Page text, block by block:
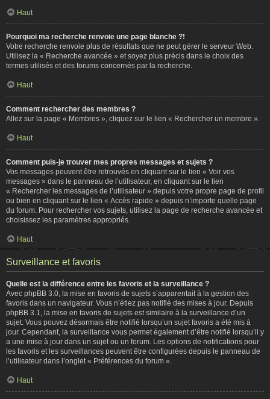
Haut
Pourquoi ma recherche renvoie une page blanche ?!
Votre recherche renvoie plus de résultats que ne peut gérer le serveur Web.
Utilisez la « Recherche avancée » et soyez plus précis dans le choix des
termes utilisés et des forums concernés par la recherche.
Haut
Comment rechercher des membres ?
Allez sur la page « Membres », cliquez sur le lien « Rechercher un membre ».
Haut
Comment puis-je trouver mes propres messages et sujets ?
Vos messages peuvent être retrouvés en cliquant sur le lien « Voir vos
messages » dans le panneau de l’utilisateur, en cliquant sur le lien
« Rechercher les messages de l’utilisateur » depuis votre propre page de profil
ou bien en cliquant sur le lien « Accès rapide » depuis n’importe quelle page
du forum. Pour rechercher vos sujets, utilisez la page de recherche avancée et
choisissez les paramètres appropriés.
Haut
Surveillance et favoris
Quelle est la différence entre les favoris et la surveillance ?
Avec phpBB 3.0, la mise en favoris de sujets s’apparentait à la gestion des
favoris dans un navigateur. Vous n’étiez pas notifié des mises à jour. Depuis
phpBB 3.1, la mise en favoris de sujets est similaire à la surveillance d’un
sujet. Vous pouvez désormais être notifié lorsqu’un sujet favoris a été mis à
jour. Cependant, la surveillance vous permet également d’être notifié lorsqu’il y
a une mise à jour dans un sujet ou un forum. Les options de notifications pour
les favoris et les surveillances peuvent être configurées depuis le panneau de
l’utilisateur dans l’onglet « Préférences du forum ».
Haut